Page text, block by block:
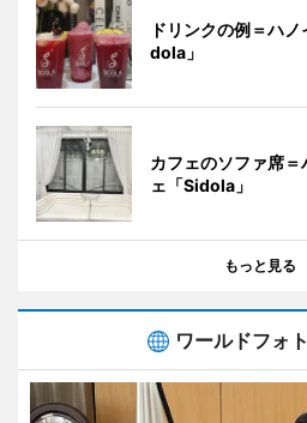
ドリンクの例＝ハ
dola」
カフェのソファ席
ェ「Sidola」
もっと見る
ワールドフォ